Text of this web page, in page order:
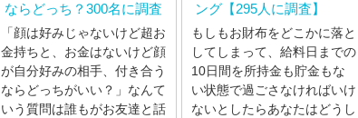
ならどっち？300名に調査
「顔は好みじゃないけど超お
金持ちと、お金はないけど顔
が自分好みの相手、付き合う
ならどっちがいい？」なんて
いう質問は誰もがお友達と話
ング【295人に調査】
もしもお財布をどこかに落と
してしまって、給料日までの
10日間を所持金も貯金もな
い状態で過ごさなければいけ
ないとしたらあなたはどうし